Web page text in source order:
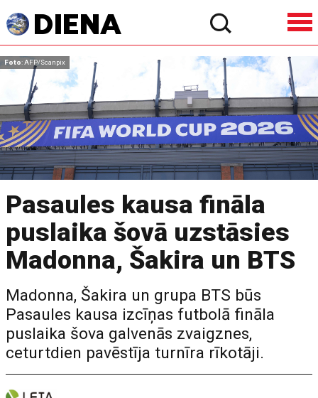
Foto: AFP/Scanpix
Pasaules kausa fināla
puslaika šovā uzstāsies
Madonna, Šakira un BTS
Madonna, Šakira un grupa BTS būs
Pasaules kausa izcīņas futbolā fināla
puslaika šova galvenās zvaigznes,
ceturtdien pavēstīja turnīra rīkotāji.